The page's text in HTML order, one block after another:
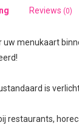
Reviews (0)
uw menukaart
is
restaurants,